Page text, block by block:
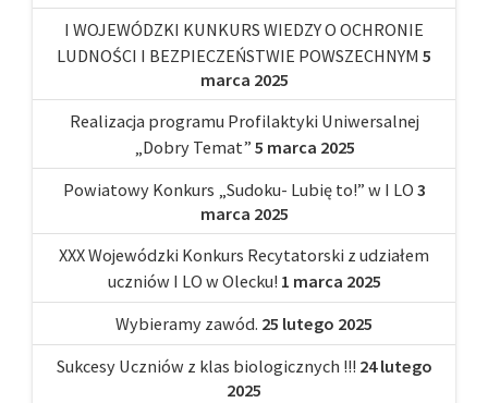
I WOJEWÓDZKI KUNKURS WIEDZY O OCHRONIE
LUDNOŚCI I BEZPIECZEŃSTWIE POWSZECHNYM 5
marca 2025
Realizacja programu Profilaktyki Uniwersalnej
„Dobry Temat” 5 marca 2025
Powiatowy Konkurs „Sudoku- Lubię to!” w I LO 3
marca 2025
XXX Wojewódzki Konkurs Recytatorski z udziałem
uczniów I LO w Olecku! 1 marca 2025
Wybieramy zawód. 25 lutego 2025
Sukcesy Uczniów z klas biologicznych !!! 24 lutego
2025